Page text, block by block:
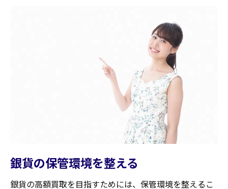
銀貨の保管環境を整える
銀貨の高額買取を目指すためには、保管環境を整えるこ